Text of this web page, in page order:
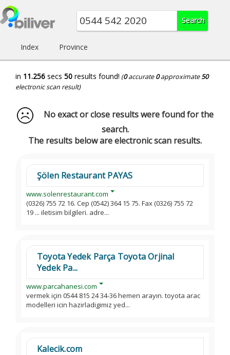
Index Province
in 11.256 secs 50 results found! (0accurate0approximate50
electronic scan result)
No exact or close results were found for the
search.
The results below are electronic scan results.
Şölen Restaurant PAYAS
www.solenrestaurant.com
(0326) 755 72 16. Cep (0542) 364 15 75. Fax (0326) 755 72
19 ... iletisim bilgileri. adre...
Toyota Yedek Parça Toyota Orjinal
Yedek Pa...
www.parcahanesi.com
vermek için 0544 815 24 34-36 hemen arayın. toyota arac
modelleri icin hazirladigimiz yed...
Kalecik.com